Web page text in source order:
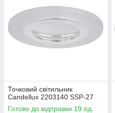
Точковий світильник
Candellux 2203140 SSP-27
Готово до відправки 19 од.